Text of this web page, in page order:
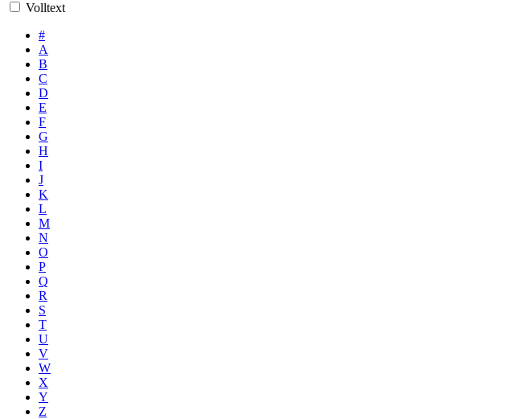
Volltext
#
A
B
C
D
E
F
G
H
I
J
K
L
M
N
O
P
Q
R
S
T
U
V
W
X
Y
Z